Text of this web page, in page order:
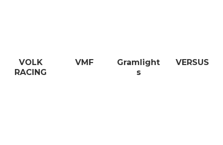
VOLK
RACING
VMF
Gramlight
s
VERSUS